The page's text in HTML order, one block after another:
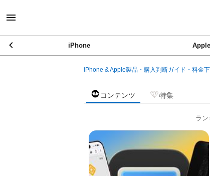
iPhone
iPhone & Apple製品・購入判断ガイド・料金
コンテンツ 特集
ラ